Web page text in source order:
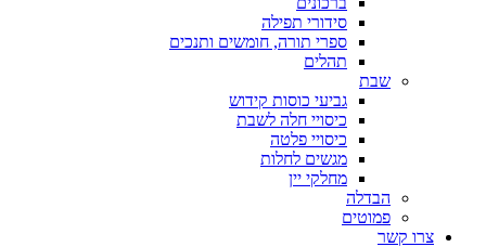
סידורי תפילה
ספרי תורה, חומשים ותנכים
תהלים
שבת
גביעי כוסות קידוש
כיסויי חלה לשבת
כיסויי פלטה
מגשים לחלות
מחלקי יין
הבדלה
פמוטים
צרו קשר